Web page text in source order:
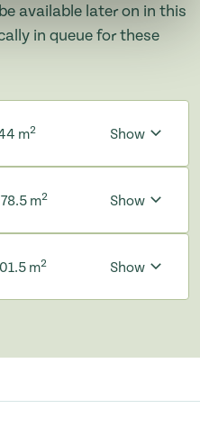
available later on in this
in queue for these
m2 Show
m2 Show
m2 Show